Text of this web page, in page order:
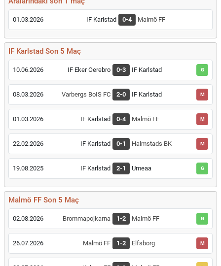
01.03.2026 IF Karlstad 0-4 Malmö FF
IF Karlstad Son 5 Maç
10.06.2026 IF Eker Oerebro 0-3 IF Karlstad G
08.03.2026 Varbergs BoIS FC 2-0 IF Karlstad M
01.03.2026 IF Karlstad 0-4 Malmö FF M
22.02.2026 IF Karlstad 0-1 Halmstads BK M
19.08.2025 IF Karlstad 2-1 Umeaa G
Malmö FF Son 5 Maç
02.08.2026 Brommapojkarna 1-2 Malmö FF G
26.07.2026 Malmö FF 1-2 Elfsborg M